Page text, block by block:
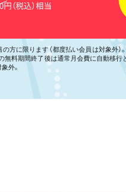
方に限ります（都度払い会員は対象外
無料期間終了後は通常月会費に自動移行
外。